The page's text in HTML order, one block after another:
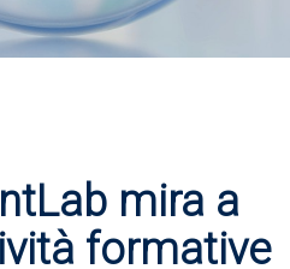
mira a
formative